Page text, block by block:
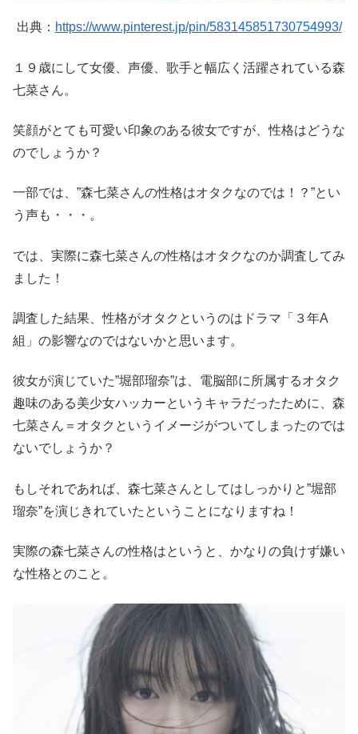
出典： https://www.pinterest.jp/pin/583145851730754993/
１９歳にして女優、声優、歌手と幅広く活躍されている森
七菜さん。
笑顔がとても可愛い印象のある彼女ですが、性格はどうな
のでしょうか？
一部では、”森七菜さんの性格はオタクなのでは！？”とい
う声も・・・。
では、実際に森七菜さんの性格はオタクなのか調査してみ
ました！
調査した結果、性格がオタクというのはドラマ「３年A
組」の影響なのではないかと思います。
彼女が演じていた”堀部瑠奈”は、電脳部に所属するオタク
趣味のある美少女ハッカーというキャラだったために、森
七菜さん＝オタクというイメージがついてしまったのでは
ないでしょうか？
もしそれであれば、森七菜さんとしてはしっかりと”堀部
瑠奈”を演じきれていたということになりますね！
実際の森七菜さんの性格はというと、かなりの負けず嫌い
な性格とのこと。